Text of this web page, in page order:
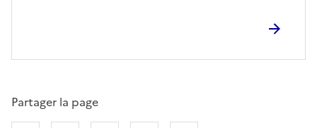
Partager la page